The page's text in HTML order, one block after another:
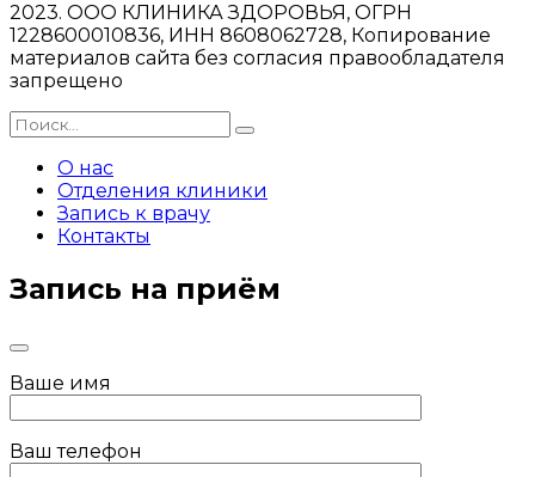
2023. ООО КЛИНИКА ЗДОРОВЬЯ, ОГРН
1228600010836, ИНН 8608062728, Копирование
материалов сайта без согласия правообладателя
запрещено
О нас
Отделения клиники
Запись к врачу
Контакты
Запись на приём
Ваше имя
Ваш телефон